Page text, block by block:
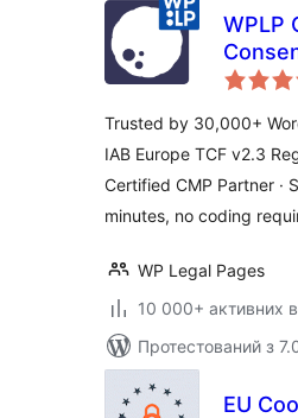
WPLP
GDPR,
Mode
Trusted by 30,000+
IAB Europe TCF v2.3
Certified CMP Partner ·
minutes, no coding
WP Legal Pages
10 000+ активних
Протестований з
EU